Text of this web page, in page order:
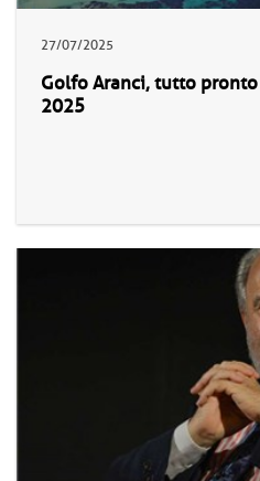
27/07/2025
Golfo Aranci, tutto pronto
2025